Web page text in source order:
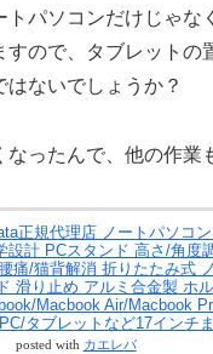
トパソコンだけじゃな
すので、タブレットの
ないでしょうか？
ったんで、他の作業
正規代理店 ノートパソコ
設計 PCスタンド 高さ/角度
痛/猫背解消 折りたたみ式
滑り止め アルミ合金製 ホ
Macbook Air/Macbook
PC/タブレットなど17インチ
posted with カエレバ